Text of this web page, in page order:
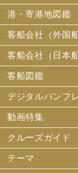
ていただくほか、
て運送・宿泊機関
約書面に記載され
配及びそれらのサ
きます。
その他、当社は、
(1) 当社及び当社
ンペーンのご案内
(2) 旅行参加後の
(3) アンケートのお
(4) 特典サービス
(5) 統計資料の作成
にお客様の個人情
す。
個人情報について
港・寄港地図鑑
客船会社（外国船
客船会社（日本船
客船図鑑
デジタルパンフ
動画特集
クルーズガイド
テーマ